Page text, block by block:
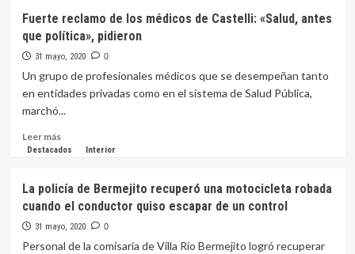
Fuerte reclamo de los médicos de Castelli: «Salud, antes
que política», pidieron
31 mayo, 2020 0
Un grupo de profesionales médicos que se desempeñan tanto
en entidades privadas como en el sistema de Salud Pública,
marchó...
Leer másLeer
más
reclamo
de
los
médicos
Destacados Interior
La policía de Bermejito recuperó una motocicleta robada
cuando el conductor quiso escapar de un control
31 mayo, 2020 0
Personal de la comisaría de Villa Río Bermejito logró recuperar